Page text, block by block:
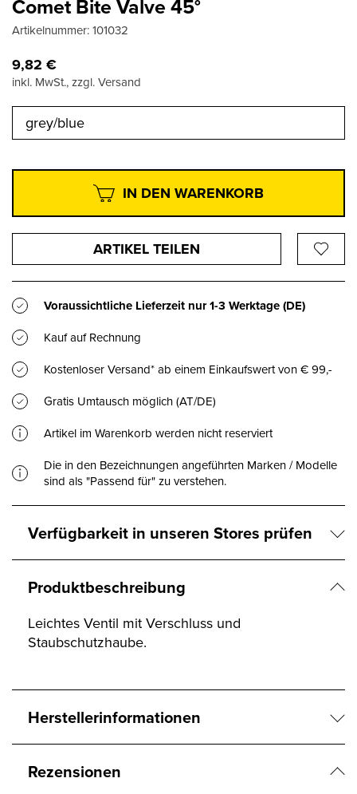
Comet Bite Valve 45°
Artikelnummer:101032
9,82 €
inkl. MwSt., zzgl. Versand
grey/blue
IN DEN WARENKORB
ARTIKEL TEILEN
Voraussichtliche Lieferzeit nur1-3 Werktage(DE)
Kauf auf Rechnung
Kostenloser Versand* ab einem Einkaufswert von € 99,-
Gratis Umtausch möglich (AT/DE)
Artikel im Warenkorb werden nicht reserviert
Die in den Bezeichnungen angeführten Marken / Modelle
sind als "Passend für" zu verstehen.
Verfügbarkeit in unseren Stores prüfen
Produktbeschreibung
Leichtes Ventil mit Verschluss und
Staubschutzhaube.
Herstellerinformationen
Rezensionen